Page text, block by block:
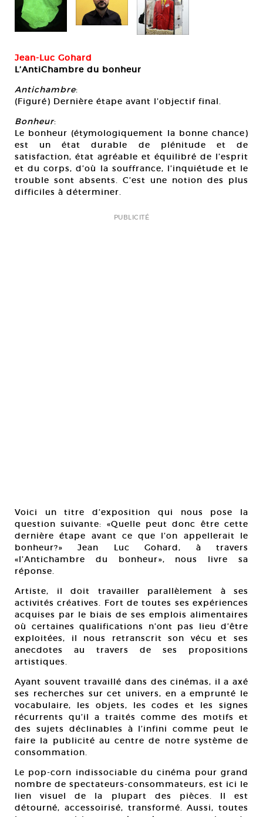
Jean-Luc Gohard
L’AntiChambre du bonheur
Antichambre:
(Figuré) Dernière étape avant l’objectif final.
Bonheur:
Le bonheur (étymologiquement la bonne chance)
est un état durable de plénitude et de
satisfaction, état agréable et équilibré de l’esprit
et du corps, d’où la souffrance, l’inquiétude et le
trouble sont absents. C’est une notion des plus
difficiles à déterminer.
PUBLICITÉ
Voici un titre d’exposition qui nous pose la
question suivante: «Quelle peut donc être cette
dernière étape avant ce que l’on appellerait le
bonheur?» Jean Luc Gohard, à travers
«l’Antichambre du bonheur», nous livre sa
réponse.
Artiste, il doit travailler parallèlement à ses
activités créatives. Fort de toutes ses expériences
acquises par le biais de ses emplois alimentaires
où certaines qualifications n’ont pas lieu d’être
exploitées, il nous retranscrit son vécu et ses
anecdotes au travers de ses propositions
artistiques.
Ayant souvent travaillé dans des cinémas, il a axé
ses recherches sur cet univers, en a emprunté le
vocabulaire, les objets, les codes et les signes
récurrents qu’il a traités comme des motifs et
des sujets déclinables à l’infini comme peut le
faire la publicité au centre de notre système de
consommation.
Le pop-corn indissociable du cinéma pour grand
nombre de spectateurs-consommateurs, est ici le
lien visuel de la plupart des pièces. Il est
détourné, accessoirisé, transformé. Aussi, toutes